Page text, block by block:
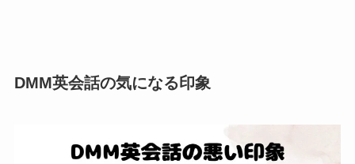
DMM英会話の気になる印象